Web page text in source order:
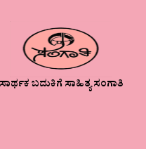
ಸಾರ್ಥಕ ಬದುಕಿಗೆ ಸಾಹಿತ್ಯ ಸಂಗಾತಿ